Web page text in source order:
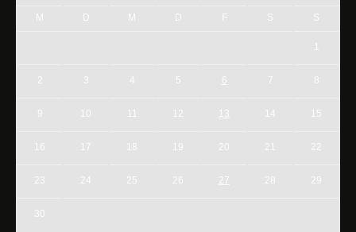
M D M D F S S
1
2 3 5 6 7 8
9 10 11 12 13 14 15
16 17 18 19 20 21 22
23 24 25 26 27 28 29
30